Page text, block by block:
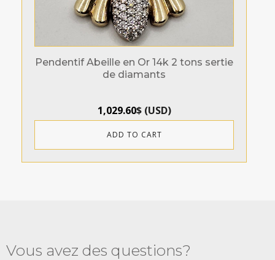
Pendentif Abeille en Or 14k 2 tons sertie
de diamants
1,029.60$(USD)
ADD TO CART
Vous avez des questions?